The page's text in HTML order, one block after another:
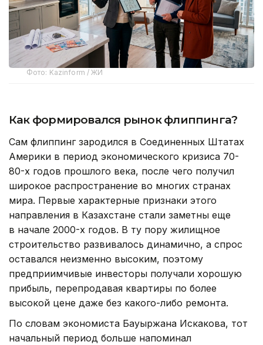
Фото: Kazinform / ЖИ
Как формировался рынок флиппинга?
Сам флиппинг зародился в Соединенных Штатах
Америки в период экономического кризиса 70-
80-х годов прошлого века, после чего получил
широкое распространение во многих странах
мира. Первые характерные признаки этого
направления в Казахстане стали заметны еще
в начале 2000-х годов. В ту пору жилищное
строительство развивалось динамично, а спрос
оставался неизменно высоким, поэтому
предприимчивые инвесторы получали хорошую
прибыль, перепродавая квартиры по более
высокой цене даже без какого-либо ремонта.
По словам экономиста Бауыржана Искакова, тот
начальный период больше напоминал